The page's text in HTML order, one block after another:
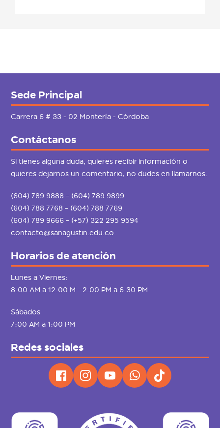
Sede Principal
Carrera 6 # 33 - 02 Montería - Córdoba
Contáctanos
Si tienes alguna duda, quieres recibir información o
quieres dejarnos un comentario, no dudes en llamarnos.
(604) 789 9888 – (604) 789 9899
(604) 788 7768 – (604) 788 7769
(604) 789 9666 – (+57) 322 295 9594
contacto@sanagustin.edu.co
Horarios de atención
Lunes a Viernes:
8:00 AM a 12:00 M - 2:00 PM a 6:30 PM
Sábados
7:00 AM a 1:00 PM
Redes sociales